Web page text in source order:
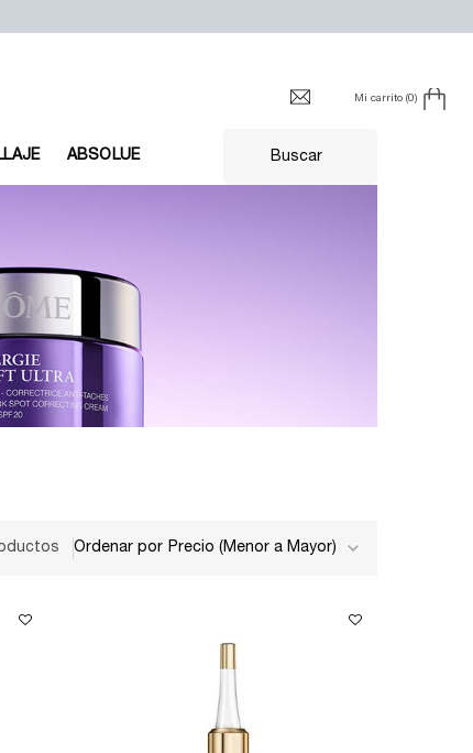
Mi carrito 0
0 producto en el carrito
ABSOLUE Buscar
Ordenar por